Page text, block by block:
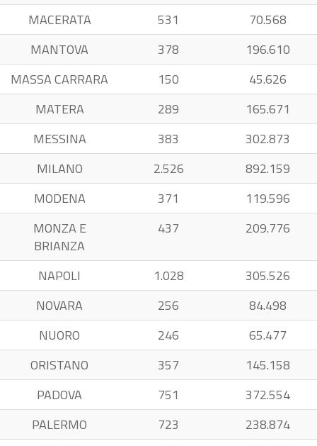
MACERATA
531
70.568
MANTOVA
378
196.610
MASSA CARRARA
150
45.626
MATERA
289
165.671
MESSINA
383
302.873
MILANO
2.526
892.159
MODENA
371
119.596
MONZA E
BRIANZA
437 209.776
NAPOLI 1.028
305.526
NOVARA
256
84.498
NUORO
246
65.477
ORISTANO
357
145.158
PADOVA
751
372.554
PALERMO
723
238.874